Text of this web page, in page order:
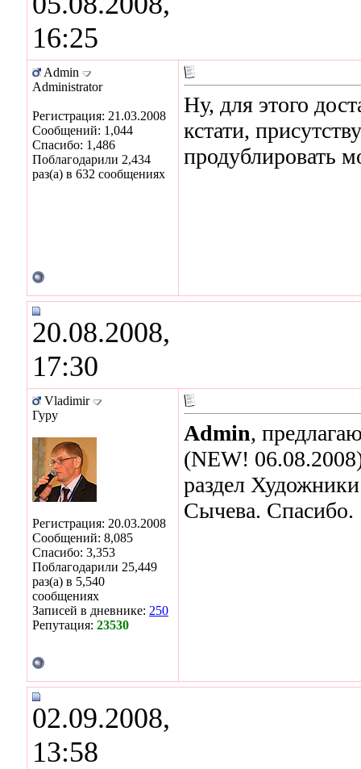
16:25
Admin
Administrator
Регистрация: 21.03.2008
Сообщений: 1,044
Спасибо: 1,486
Поблагодарили 2,434
раз(а) в 632 сообщениях
Ну, для этого
кстати,
продублировать
20.08.2008,
17:30
Vladimir
Гуру
Регистрация: 20.03.2008
Сообщений: 8,085
Спасибо: 3,353
Поблагодарили 25,449
раз(а) в 5,540
сообщениях
Записей в дневнике: 250
Репутация: 23530
Admin,
(NEW!
раздел
Сычева. Спасибо.
02.09.2008,
13:58